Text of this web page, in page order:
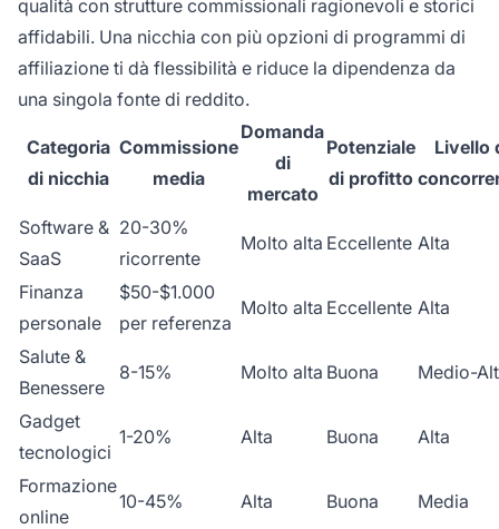
qualità con strutture commissionali ragionevoli e storici
affidabili. Una nicchia con più opzioni di programmi di
affiliazione ti dà flessibilità e riduce la dipendenza da
una singola fonte di reddito.
Categoria
di nicchia
Commissione
media
Domanda
di
mercato
Potenziale
di profitto
Livello
Software &
SaaS
20-30%
ricorrente
Molto alta Eccellente Alta
Finanza
personale
$50-$1.000
per referenza
Molto alta Eccellente Alta
Salute &
Benessere
8-15% Molto alta Buona Medio-
Gadget
tecnologici
1-20% Alta Buona Alta
Formazione
online
10-45% Alta Buona Media